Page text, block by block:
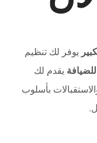
يوفر لك تنظيم
يقدم لك
بأسلوب